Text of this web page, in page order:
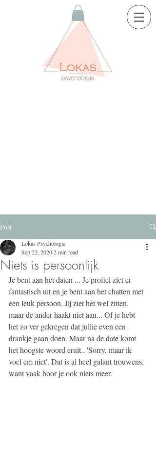
Post
Niets is persoonlijk
Lokas Psychologie
Sep 22, 20202 min read
Je bent aan het daten ... Je profiel ziet er
fantastisch uit en je bent aan het chatten met
een leuk persoon. Jij ziet het wel zitten,
maar de ander haakt niet aan... Of je hebt
het zo ver gekregen dat jullie even een
drankje gaan doen. Maar na de date komt
het hoogste woord eruit.. 'Sorry, maar ik
voel em niet'. Dat is al heel galant trouwens,
want vaak hoor je ook niets meer.